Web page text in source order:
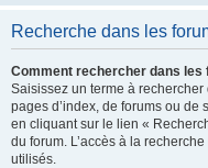
Recherche dans les
Comment rechercher dans les
Saisissez un terme à
pages d’index, de forums ou de
en cliquant sur le lien «
du forum. L’accès à la
utilisés.